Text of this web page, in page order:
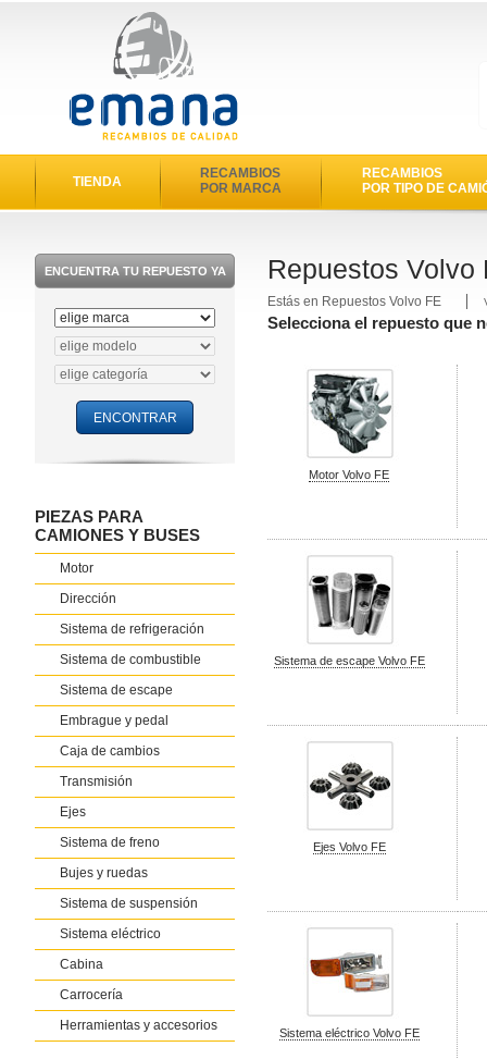
TIENDA
RECAMBIOS
POR MARCA
RECAMBIOS
POR TIPO DE
ENCUENTRA TU REPUESTO YA
PIEZAS PARA
CAMIONES Y BUSES
Motor
Dirección
Sistema de refrigeración
Sistema de combustible
Sistema de escape
Embrague y pedal
Caja de cambios
Transmisión
Ejes
Sistema de freno
Bujes y ruedas
Sistema de suspensión
Sistema eléctrico
Cabina
Carrocería
Herramientas y accesorios
Repuestos Volvo
Estás en Repuestos Volvo FE
Selecciona el repuesto que
Motor Volvo FE
Sistema de escape Volvo FE
Ejes Volvo FE
Sistema eléctrico Volvo FE